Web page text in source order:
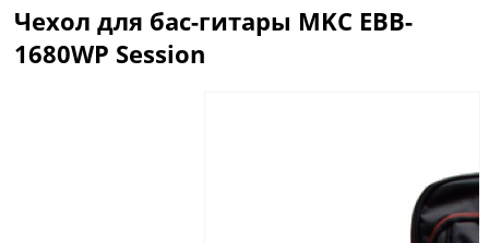
Чехол для бас-гитары MKC EBB-
1680WP Session